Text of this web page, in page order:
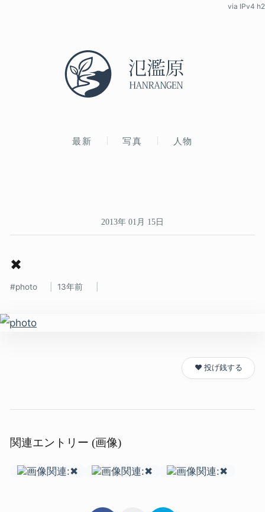
最新 写真 人物
via IPv4 h2
2013年 01月 15日
✖
photo 13年前
❤️ 投げ銭する
関連エントリー (画像)